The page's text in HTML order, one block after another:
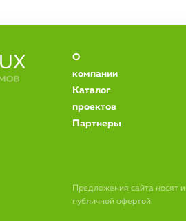
О
компании
Каталог
проектов
Партнеры
Предложения сайта носят
публичной офертой.